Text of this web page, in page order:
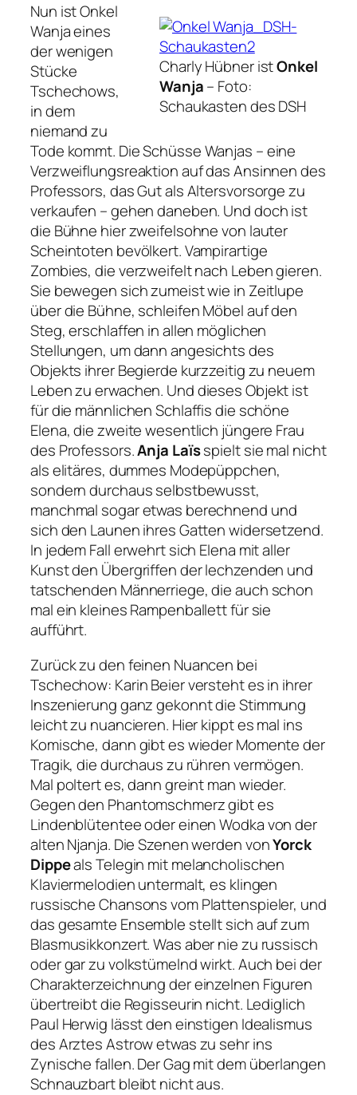
Charly Hübner istOnkel
Wanja– Foto:
Schaukasten des DSH
Nun istOnkel
Wanjaeines
der wenigen
Stücke
Tschechows,
in dem
niemand zu
Tode kommt. Die Schüsse Wanjas – eine
Verzweiflungsreaktion auf das Ansinnen des
Professors, das Gut als Altersvorsorge zu
verkaufen – gehen daneben. Und doch ist
die Bühne hier zweifelsohne von lauter
Scheintoten bevölkert. Vampirartige
Zombies, die verzweifelt nach Leben gieren.
Sie bewegen sich zumeist wie in Zeitlupe
über die Bühne, schleifen Möbel auf den
Steg, erschlaffen in allen möglichen
Stellungen, um dann angesichts des
Objekts ihrer Begierde kurzzeitig zu neuem
Leben zu erwachen. Und dieses Objekt ist
für die männlichen Schlaffis die schöne
Elena, die zweite wesentlich jüngere Frau
des Professors.Anja Laïsspielt sie mal nicht
als elitäres, dummes Modepüppchen,
sondern durchaus selbstbewusst,
manchmal sogar etwas berechnend und
sich den Launen ihres Gatten widersetzend.
In jedem Fall erwehrt sich Elena mit aller
Kunst den Übergriffen der lechzenden und
tatschenden Männerriege, die auch schon
mal ein kleines Rampenballett für sie
aufführt.
Zurück zu den feinen Nuancen bei
Tschechow: Karin Beier versteht es in ihrer
Inszenierung ganz gekonnt die Stimmung
leicht zu nuancieren. Hier kippt es mal ins
Komische, dann gibt es wieder Momente der
Tragik, die durchaus zu rühren vermögen.
Mal poltert es, dann greint man wieder.
Gegen den Phantomschmerz gibt es
Lindenblütentee oder einen Wodka von der
alten Njanja. Die Szenen werden vonYorck
Dippeals Telegin mit melancholischen
Klaviermelodien untermalt, es klingen
russische Chansons vom Plattenspieler, und
das gesamte Ensemble stellt sich auf zum
Blasmusikkonzert. Was aber nie zu russisch
oder gar zu volkstümelnd wirkt. Auch bei der
Charakterzeichnung der einzelnen Figuren
übertreibt die Regisseurin nicht. Lediglich
Paul Herwig lässt den einstigen Idealismus
des Arztes Astrow etwas zu sehr ins
Zynische fallen. Der Gag mit dem überlangen
Schnauzbart bleibt nicht aus.